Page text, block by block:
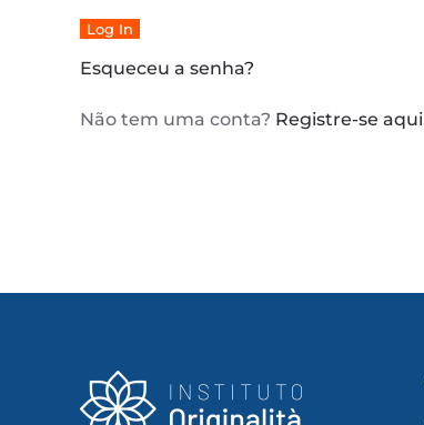
Esqueceu a senha?
Não tem uma conta? Registre-se aqui